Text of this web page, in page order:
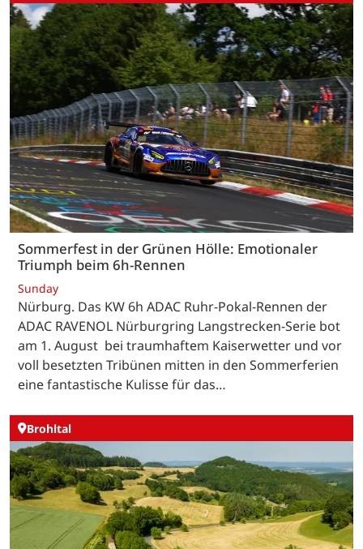
Sommerfest in der Grünen Hölle: Emotionaler
Triumph beim 6h-Rennen
Sunday
Nürburg. Das KW 6h ADAC Ruhr-Pokal-Rennen der
ADAC RAVENOL Nürburgring Langstrecken-Serie bot
am 1. August bei traumhaftem Kaiserwetter und vor
voll besetzten Tribünen mitten in den Sommerferien
eine fantastische Kulisse für das…
Brohltal